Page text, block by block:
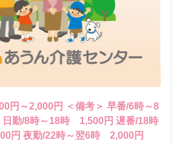
円～2,000円 ＜備考＞ 早番/6時～8
勤/8時～18時 1,500円 遅番/18時
円 夜勤/22時～翌6時 2,000円